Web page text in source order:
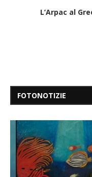
L’Arpac al
FOTONOTIZIE